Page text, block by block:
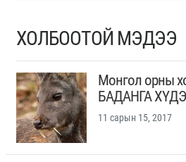
ХОЛБООТОЙ МЭДЭЭ
Монгол орны
БАДАНГА
11 сарын 15, 2017